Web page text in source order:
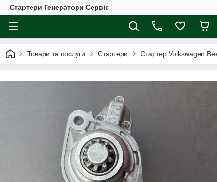
Стартери Генератори Сервіс
Товари та послуги Стартери Стартер Volkswagen